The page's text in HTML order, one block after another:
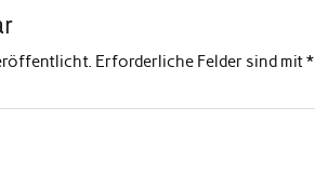
Erforderliche Felder sind mit*